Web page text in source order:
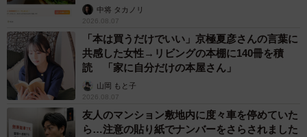
中将 タカノリ
2026.08.07
「本は買うだけでいい」京極夏彦さんの言葉に
共感した女性→リビングの本棚に140冊を積
読 「家に自分だけの本屋さん」
山岡 もと子
2026.08.07
友人のマンション敷地内に度々車を停めていた
ら…注意の貼り紙でナンバーをさらされました